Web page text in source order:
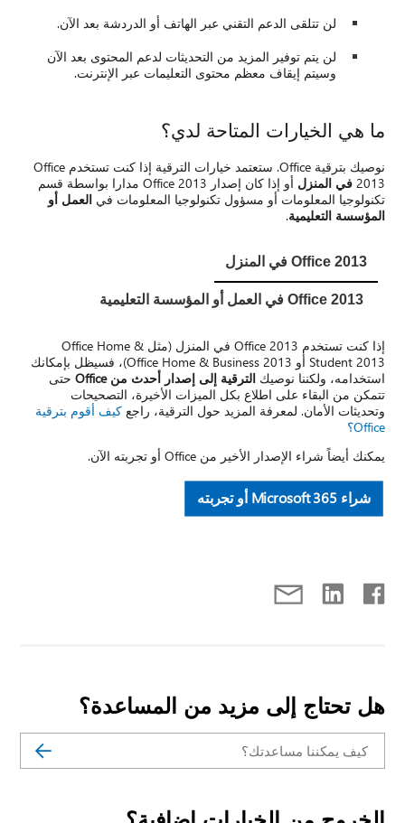
لن تتلقى الدعم التقني عبر الهاتف أو الدردشة بعد الآن.
لن يتم توفير المزيد من التحديثات لدعم المحتوى بعد الآن
وسيتم إيقاف معظم محتوى التعليمات عبر الإنترنت.
ما هي الخيارات المتاحة لدي؟
نوصيك بترقية Office. ستعتمد خيارات الترقية إذا كنت تستخدم Office
2013 في المنزل
أو إذا كان إصدار Office 2013 مدارا بواسطة قسم
تكنولوجيا المعلومات أو مسؤول تكنولوجيا المعلومات فيالعمل أو
المؤسسة التعليمية.
Office 2013 في المنزل
Office 2013 في العمل أو المؤسسة التعليمية
إذا كنت تستخدم Office 2013 في المنزل (مثل Office Home &
Student 2013 أو Office Home & Business 2013)، فسيظل بإمكانك
استخدامه، ولكننا نوصيكالترقية إلى إصدار أحدث من Office
حتى
تتمكن من البقاء على اطلاع بكل الميزات الأخيرة، التصحيحات
وتحديثات الأمان. لمعرفة المزيد حول الترقية، راجعكيف أقوم بترقية
Office؟
يمكنك أيضاً شراء الإصدار الأخير من Office أو تجربته الآن.
شراء Microsoft 365 أو تجربته
هل تحتاج إلى مزيد من المساعدة؟